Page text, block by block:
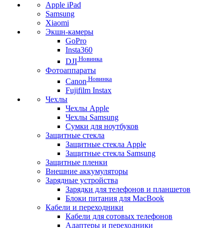
Apple iPad
Samsung
Xiaomi
Экшн-камеры
GoPro
Insta360
DJI Новинка
Фотоаппараты
Canon Новинка
Fujifilm Instax
Чехлы
Чехлы Apple
Чехлы Samsung
Сумки для ноутбуков
Защитные стекла
Защитные стекла Apple
Защитные стекла Samsung
Защитные пленки
Внешние аккумуляторы
Зарядные устройства
Зарядки для телефонов и планшетов
Блоки питания для MacBook
Кабели и переходники
Кабели для сотовых телефонов
Адаптеры и переходники